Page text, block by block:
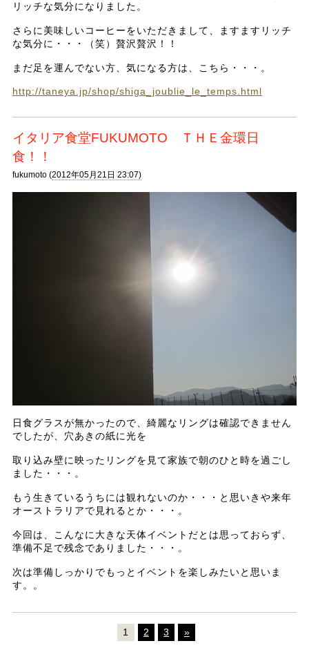
リッチな気分になりました。
さらに美味しいコーヒーをいただきまして、ますますリッチ
な気分に・・・（笑）贅沢贅沢！！
まだ足を運んでない方、気になる方は、こちら・・・。
http://taneya.jp/shop/shiga_joublie_le_temps.html
イタリア食堂FUKUMOTO ＴＨＥ金環日
食！！
fukumoto (2012年05月21日 23:07)
日食グラスが無かったので、綺麗なリングは確認できません
でしたが、穴あきの紙に光を
取り込み壁に映ったリングを見て家族で朝のひと時を過ごし
ました・・・。
もう生きているうちには観れないのか・・・と思いきや来年
オーストラリアで見れるとか・・・。
今回は、こんなに大きな天体イベントだとは思っておらず、
準備不足で残念でありました・・・。
次は準備しっかりでもっとイベントを楽しみたいと思いま
す。。
1 2 3 »